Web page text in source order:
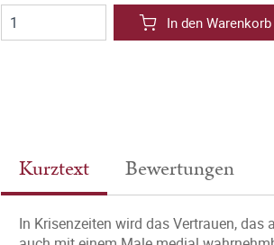
In den Warenkorb
Kurztext Bewertungen
In Krisenzeiten wird das Vertrauen,